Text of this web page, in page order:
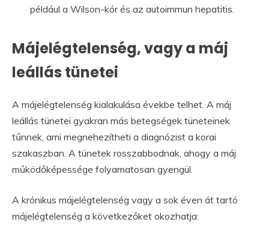
például a Wilson-kór és az autoimmun hepatitis.
Májelégtelenség, vagy a máj
leállás tünetei
A májelégtelenség kialakulása évekbe telhet. A máj
leállás tünetei gyakran más betegségek tüneteinek
tűnnek, ami megnehezítheti a diagnózist a korai
szakaszban. A tünetek rosszabbodnak, ahogy a máj
működőképessége folyamatosan gyengül.
A krónikus májelégtelenség vagy a sok éven át tartó
májelégtelenség a következőket okozhatja: